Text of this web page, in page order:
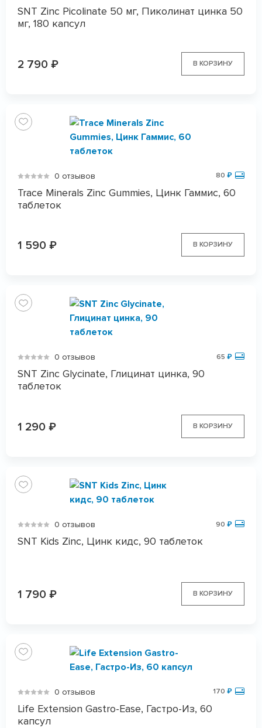
SNT Zinc Picolinate 50 мг, Пиколинат цинка 50
мг, 180 капсул
2 790 ₽ В КОРЗИНУ
0 отзывов 80 ₽
Trace Minerals Zinc Gummies, Цинк Гаммис, 60
таблеток
1 590 ₽ В КОРЗИНУ
0 отзывов 65 ₽
SNT Zinc Glycinate, Глицинат цинка, 90
таблеток
1 290 ₽ В КОРЗИНУ
0 отзывов 90 ₽
SNT Kids Zinc, Цинк кидс, 90 таблеток
1 790 ₽ В КОРЗИНУ
0 отзывов 170 ₽
Life Extension Gastro-Ease, Гастро-Из, 60
капсул